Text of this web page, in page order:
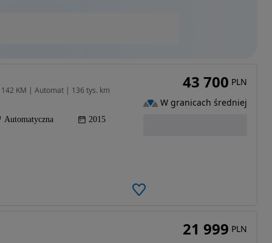
142 KM | Automat | 136 tys. km
Automatyczna 2015
43 700 PLN
W granicach średniej
21 999 PLN